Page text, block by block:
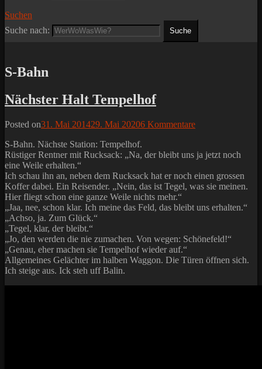
Suchen
Suche nach:
S-Bahn
Nächster Halt Tempelhof
Posted on31. Mai 201429. Mai 20206 Kommentare
S-Bahn. Nächste Station: Tempelhof.
Rüstiger Rentner mit Rucksack: „Na, der bleibt uns ja jetzt noch
eine Weile erhalten.“
Ich schau ihn an, neben dem Rucksack hat er noch einen grossen
Koffer dabei. Ein Reisender. „Nein, das ist Tegel, was sie meinen.
Hier fliegt schon eine ganze Weile nichts mehr.“
„Jaa, nee, schon klar. Ich meine das Feld, das bleibt uns erhalten.“
„Achso, ja. Zum Glück.“
„Tegel, klar, der bleibt.“
„Jo, den werden die nie zumachen. Von wegen: Schönefeld!“
„Genau, eher machen sie Tempelhof wieder auf.“
Allgemeines Gelächter im halben Waggon. Die Türen öffnen sich.
Ich steige aus. Ick steh uff Balin.